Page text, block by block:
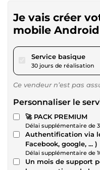
Je vais créer
mobile Android
Service basiquepour
30 jours de réalisation
Ce vendeur n’est pas
Personnaliser le
🚀 PACK PREMIUM
Délai supplémentaire de
Authentification via
Facebook, google, ... )
Délai supplémentaire de
Un mois de support